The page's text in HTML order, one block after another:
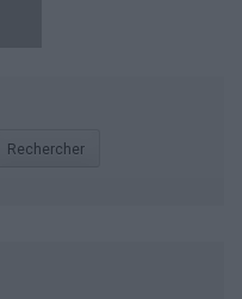
Rechercher